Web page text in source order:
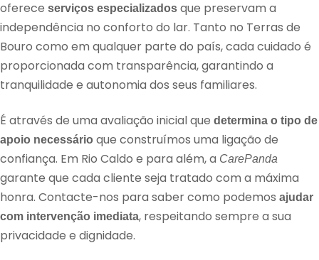
oferece serviços especializados que preservam a
independência no conforto do lar. Tanto no Terras de
Bouro como em qualquer parte do país, cada cuidado é
proporcionada com transparência, garantindo a
tranquilidade e autonomia dos seus familiares.
É através de uma avaliação inicial que determina o tipo de
apoio necessário que construímos uma ligação de
confiança. Em Rio Caldo e para além, a CarePanda
garante que cada cliente seja tratado com a máxima
honra. Contacte-nos para saber como podemos ajudar
com intervenção imediata, respeitando sempre a sua
privacidade e dignidade.